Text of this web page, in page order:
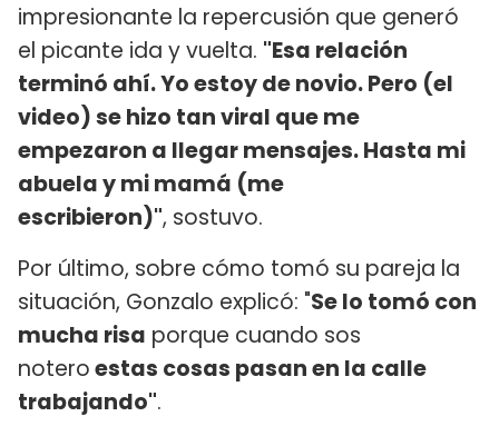
impresionante la repercusión que generó
el picante ida y vuelta. "Esa relación
terminó ahí. Yo estoy de novio. Pero (el
video) se hizo tan viral que me
empezaron a llegar mensajes. Hasta mi
abuela y mi mamá (me
escribieron)", sostuvo.
Por último, sobre cómo tomó su pareja la
situación, Gonzalo explicó: "Se lo tomó con
mucha risa porque cuando sos
noteroestas cosas pasan en la calle
trabajando".